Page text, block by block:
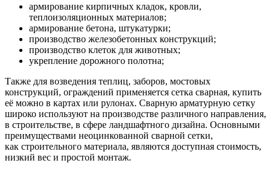
армирование кирпичных кладок, кровли,
теплоизоляционных материалов;
армирование бетона, штукатурки;
производство железобетонных конструкций;
производство клеток для животных;
укрепление дорожного полотна;
Также для возведения теплиц, заборов, мостовых
конструкций, ограждений применяется сетка сварная, купить
её можно в картах или рулонах. Сварную арматурную сетку
широко используют на производстве различного направления,
в строительстве, в сфере ландшафтного дизайна. Основными
преимуществами неоцинкованной сварной сетки,
как строительного материала, являются доступная стоимость,
низкий вес и простой монтаж.